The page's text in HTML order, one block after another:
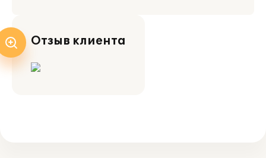
Отзыв клиента